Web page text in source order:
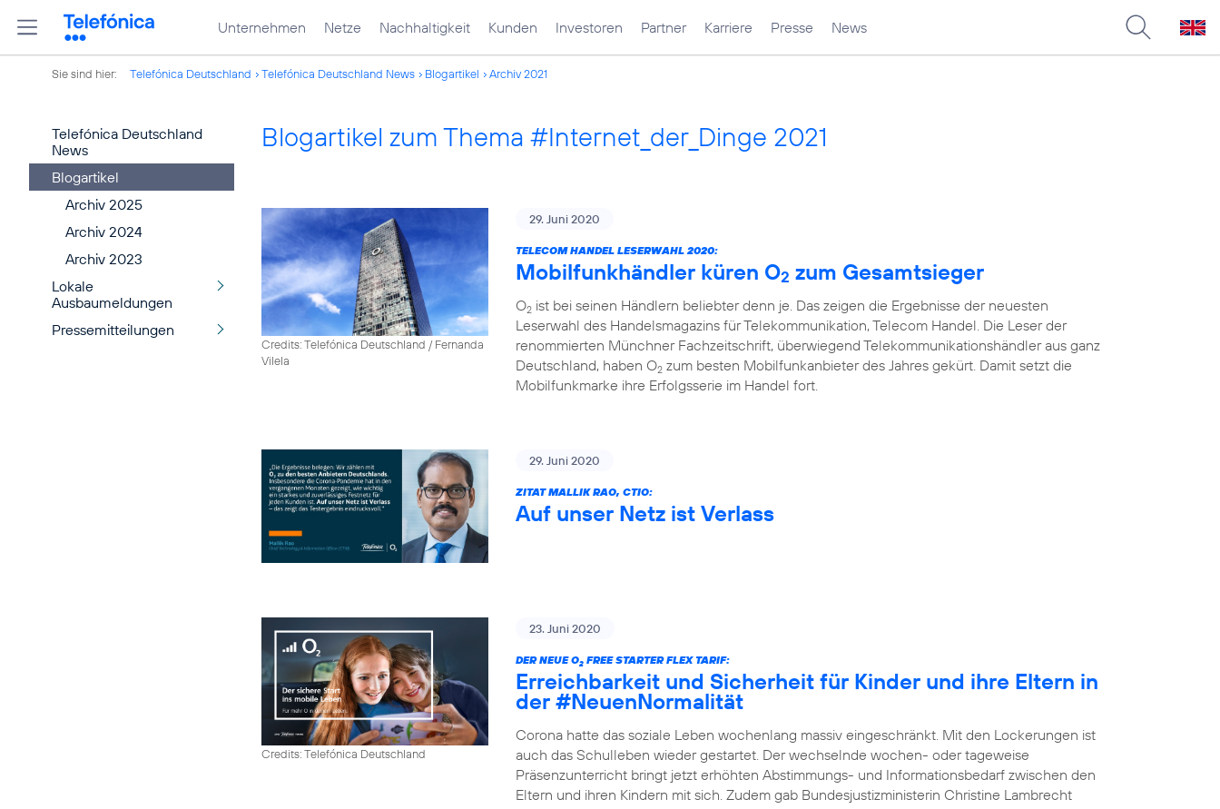
Unternehmen Netze Nachhaltigkeit Kunden Investoren Partner Karriere Presse News
Sie sind hier: Telefónica Deutschland Telefónica Deutschland News Blogartikel Archiv 2021
Telefónica Deutschland
News
Blogartikel
Archiv 2025
Archiv 2024
Archiv 2023
Lokale
Ausbaumeldungen
Pressemitteilungen
Blogartikel zum Thema #Internet_der_Dinge 2021
Credits: Telefónica Deutschland / Fernanda
Vilela
29. Juni 2020
TELECOM HANDEL LESERWAHL 2020:
Mobilfunkhändler küren O2 zum Gesamtsieger
O2 ist bei seinen Händlern beliebter denn je. Das zeigen die Ergebnisse der neuesten
Leserwahl des Handelsmagazins für Telekommunikation, Telecom Handel. Die Leser der
renommierten Münchner Fachzeitschrift, überwiegend Telekommunikationshändler aus ganz
Deutschland, haben O2 zum besten Mobilfunkanbieter des Jahres gekürt. Damit setzt die
Mobilfunkmarke ihre Erfolgsserie im Handel fort.
29. Juni 2020
ZITAT MALLIK RAO, CTIO:
Auf unser Netz ist Verlass
Credits: Telefónica Deutschland
23. Juni 2020
DER NEUE O2 FREE STARTER FLEX TARIF:
Erreichbarkeit und Sicherheit für Kinder und ihre Eltern in
der #NeuenNormalität
Corona hatte das soziale Leben wochenlang massiv eingeschränkt. Mit den Lockerungen ist
auch das Schulleben wieder gestartet. Der wechselnde wochen- oder tageweise
Präsenzunterricht bringt jetzt erhöhten Abstimmungs- und Informationsbedarf zwischen den
Eltern und ihren Kindern mit sich. Zudem gab Bundesjustizministerin Christine Lambrecht